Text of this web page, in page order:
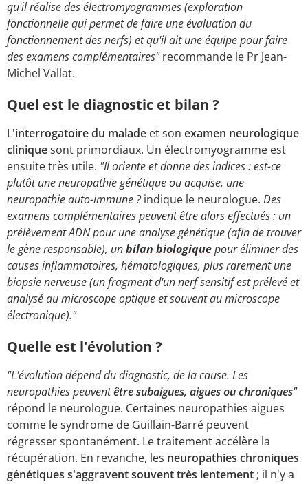
qu'il réalise des électromyogrammes (exploration
fonctionnelle qui permet de faire une évaluation du
fonctionnement des nerfs) et qu'il ait une équipe pour faire
des examens complémentaires"recommande le Pr Jean-
Michel Vallat.
Quel est le diagnostic et bilan ?
L'interrogatoire du malade et son examen neurologique
cliniquesont primordiaux. Un électromyogramme est
ensuite très utile. "Il oriente et donne des indices : est-ce
plutôt une neuropathie génétique ou acquise, une
neuropathie auto-immune ?indique le neurologue. Des
examens complémentaires peuvent être alors effectués : un
prélèvement ADN pour une analyse génétique (afin de trouver
le gène responsable), unbilan biologiquepour éliminer des
causes inflammatoires, hématologiques, plus rarement une
biopsie nerveuse (un fragment d'un nerf sensitif est prélevé et
analysé au microscope optique et souvent au microscope
électronique)."
Quelle est l'évolution ?
"L'évolution dépend du diagnostic, de la cause. Les
neuropathies peuventêtre subaigues, aigues ou chroniques"
répond le neurologue. Certaines neuropathies aigues
comme le syndrome de Guillain-Barré peuvent
régresser spontanément. Le traitement accélère la
récupération. En revanche, les neuropathies chroniques
génétiques s'aggravent souvent très lentement ; il n'y a